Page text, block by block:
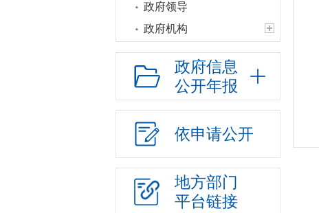
政府领导
政府机构
人事信息
财政资金
应急管理
行政权力
“放管服”改革
重大建设项目
公共资源交易
政府信息
公开年报
依申请公开
地方部门
平台链接